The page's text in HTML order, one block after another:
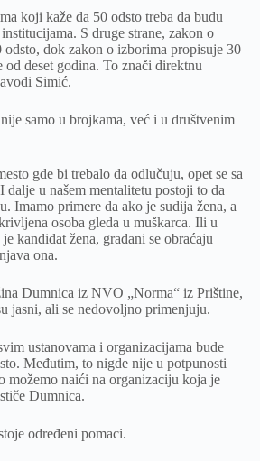
koji kaže da 50 odsto treba da budu
S druge strane, zakon o
odsto, dok zakon o izborima propisuje 30
od deset godina. To znači direktnu
Simić.
samo u brojkama, već i u društvenim
gde bi trebalo da odlučuju, opet se sa
dalje u našem mentalitetu postoji to da
Imamo primere da ako je sudija žena, a
osoba gleda u muškarca. Ili u
kandidat žena, građani se obraćaju
ona.
Dumnica iz NVO „Norma“ iz Prištine,
jasni, ali se nedovoljno primenjuju.
ustanovama i organizacijama bude
Međutim, to nigde nije u potpunosti
možemo naići na organizaciju koja je
Dumnica.
određeni pomaci.